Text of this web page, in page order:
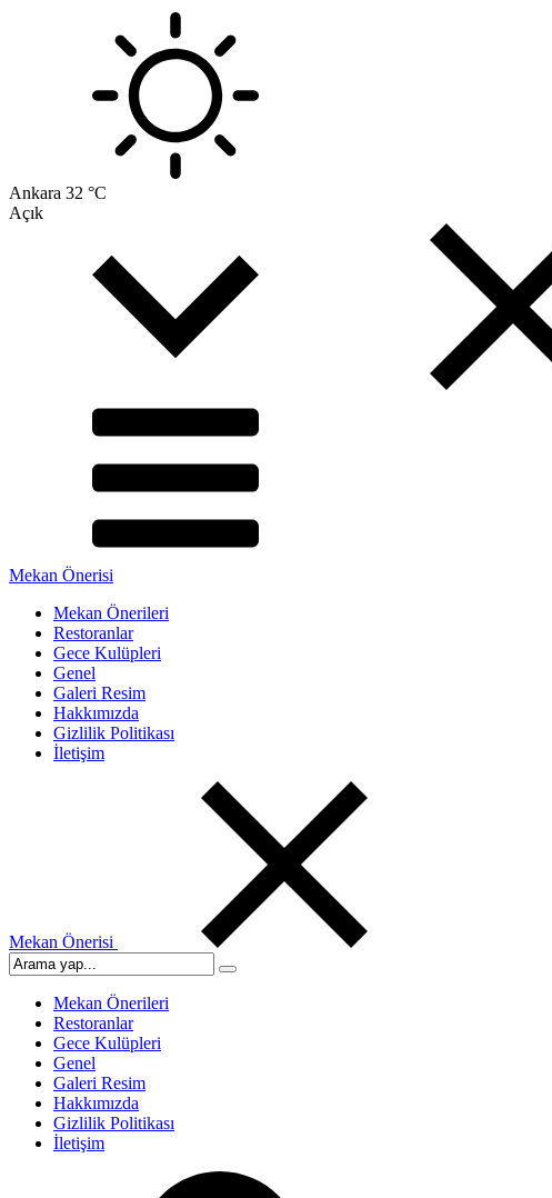
Ankara 32 °C
Açık
Mekan Önerisi
Mekan Önerileri
Restoranlar
Gece Kulüpleri
Genel
Galeri Resim
Hakkımızda
Gizlilik Politikası
İletişim
Mekan Önerisi
Mekan Önerileri
Restoranlar
Gece Kulüpleri
Genel
Galeri Resim
Hakkımızda
Gizlilik Politikası
İletişim